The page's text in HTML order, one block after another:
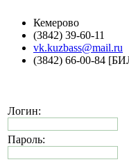
Кемерово
(3842) 39-60-11
vk.kuzbass@mail.ru
(3842) 66-00-84
Логин:
Пароль: